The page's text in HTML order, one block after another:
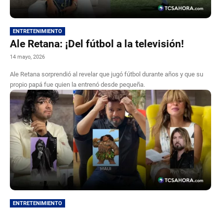
ENTRETENIMIENTO
Ale Retana: ¡Del fútbol a la televisión!
14 mayo, 2026
Ale Retana sorprendió al revelar que jugó fútbol durante años y que su
propio papá fue quien la entrenó desde pequeña.
ENTRETENIMIENTO